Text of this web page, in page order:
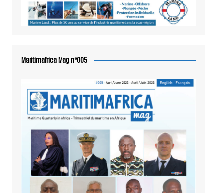
Maritimafrica Mag n°005